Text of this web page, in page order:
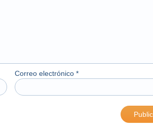
Correo electrónico *